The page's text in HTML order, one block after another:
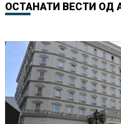
ОСТАНАТИ ВЕСТИ ОД